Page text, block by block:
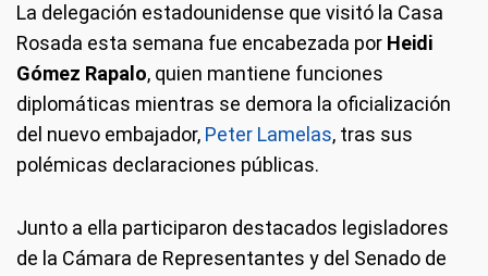
La delegación estadounidense que visitó la Casa
Rosada esta semana fue encabezada por Heidi
Gómez Rapalo, quien mantiene funciones
diplomáticas mientras se demora la oficialización
del nuevo embajador, Peter Lamelas, tras sus
polémicas declaraciones públicas.
Junto a ella participaron destacados legisladores
de la Cámara de Representantes y del Senado de